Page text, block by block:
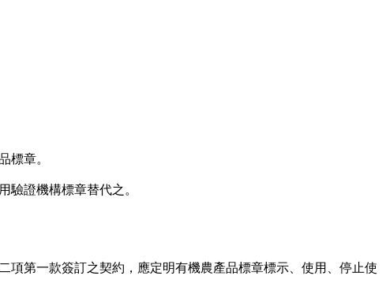
標章。
驗證機構標章替代之。
第一款簽訂之契約，應定明有機農產品標章標示、使用、停止使